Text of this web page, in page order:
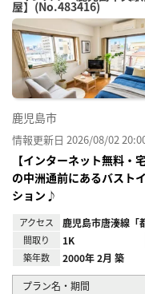
屋】(No.483416)
鹿児島市
情報更新日 2026/08/02
【インターネット無料
の中洲通前にあるバスト
ション♪
アクセス 鹿児島市唐湊線「
間取り 1K
築年数 2000年 2月 築
プラン名・期間